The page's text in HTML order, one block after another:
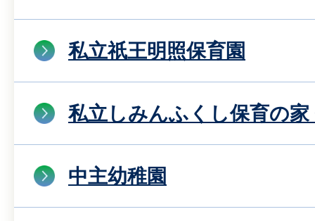
私立祇王明照保育園
私立しみんふくし保育の家
中主幼稚園